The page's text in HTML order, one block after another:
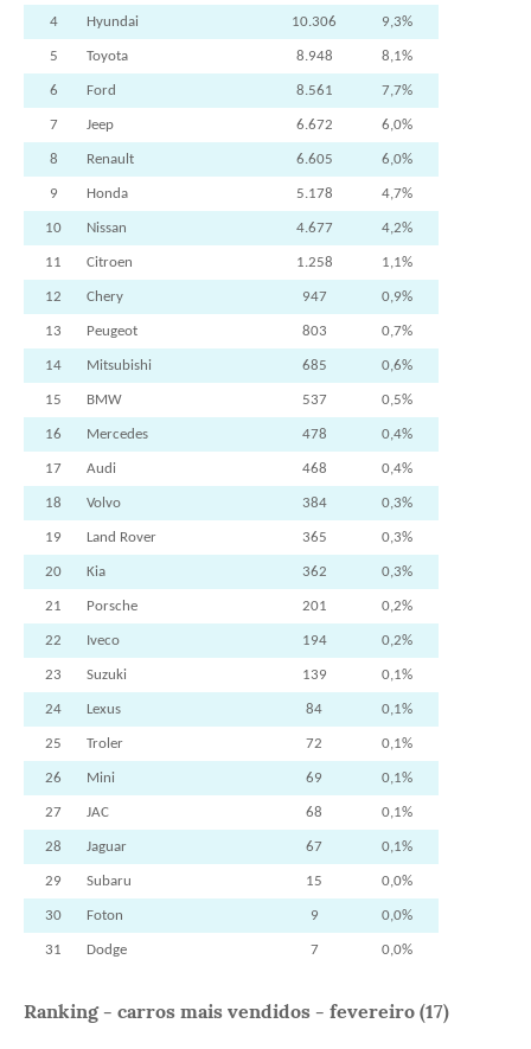
4 Hyundai 10.306 9,3%
5 Toyota 8.948 8,1%
6 Ford 8.561 7,7%
7 Jeep 6.672 6,0%
8 Renault 6.605 6,0%
9 Honda 5.178 4,7%
10 Nissan 4.677 4,2%
11 Citroen 1.258 1,1%
12 Chery 947 0,9%
13 Peugeot 803 0,7%
14 Mitsubishi 685 0,6%
15 BMW 537 0,5%
16 Mercedes 478 0,4%
17 Audi 468 0,4%
18 Volvo 384 0,3%
19 Land Rover 365 0,3%
20 Kia 362 0,3%
21 Porsche 201 0,2%
22 Iveco 194 0,2%
23 Suzuki 139 0,1%
24 Lexus 84 0,1%
25 Troler 72 0,1%
26 Mini 69 0,1%
27 JAC 68 0,1%
28 Jaguar 67 0,1%
29 Subaru 15 0,0%
30 Foton 9 0,0%
31 Dodge 7 0,0%
Ranking - carros mais vendidos - fevereiro (17)